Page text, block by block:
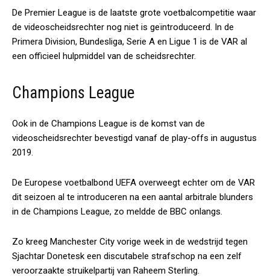
De Premier League is de laatste grote voetbalcompetitie waar
de videoscheidsrechter nog niet is geïntroduceerd. In de
Primera Division, Bundesliga, Serie A en Ligue 1 is de VAR al
een officieel hulpmiddel van de scheidsrechter.
Champions League
Ook in de Champions League is de komst van de
videoscheidsrechter bevestigd vanaf de play-offs in augustus
2019.
De Europese voetbalbond UEFA overweegt echter om de VAR
dit seizoen al te introduceren na een aantal arbitrale blunders
in de Champions League, zo meldde de BBC onlangs.
Zo kreeg Manchester City vorige week in de wedstrijd tegen
Sjachtar Donetesk een discutabele strafschop na een zelf
veroorzaakte struikelpartij van Raheem Sterling.